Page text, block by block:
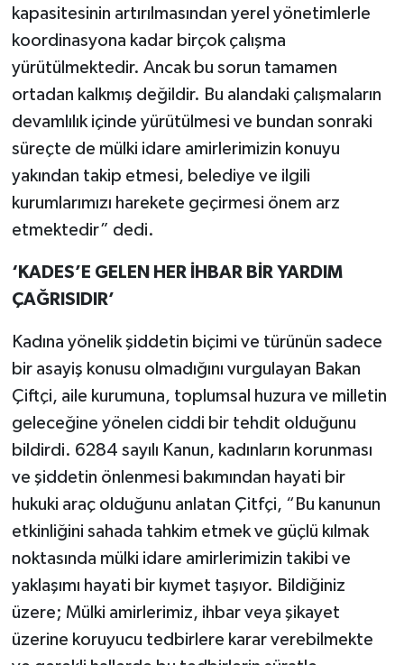
kapasitesinin artırılmasından yerel yönetimlerle
koordinasyona kadar birçok çalışma
yürütülmektedir. Ancak bu sorun tamamen
ortadan kalkmış değildir. Bu alandaki çalışmaların
devamlılık içinde yürütülmesi ve bundan sonraki
süreçte de mülki idare amirlerimizin konuyu
yakından takip etmesi, belediye ve ilgili
kurumlarımızı harekete geçirmesi önem arz
etmektedir” dedi.
‘KADES’E GELEN HER İHBAR BİR YARDIM
ÇAĞRISIDIR’
Kadına yönelik şiddetin biçimi ve türünün sadece
bir asayiş konusu olmadığını vurgulayan Bakan
Çiftçi, aile kurumuna, toplumsal huzura ve milletin
geleceğine yönelen ciddi bir tehdit olduğunu
bildirdi. 6284 sayılı Kanun, kadınların korunması
ve şiddetin önlenmesi bakımından hayati bir
hukuki araç olduğunu anlatan Çitfçi, “Bu kanunun
etkinliğini sahada tahkim etmek ve güçlü kılmak
noktasında mülki idare amirlerimizin takibi ve
yaklaşımı hayati bir kıymet taşıyor. Bildiğiniz
üzere; Mülki amirlerimiz, ihbar veya şikayet
üzerine koruyucu tedbirlere karar verebilmekte